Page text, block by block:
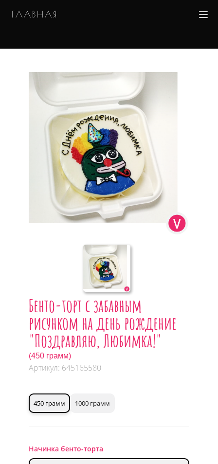
ГЛАВНАЯ
Бенто-торт с забавным
рисунком на день рождение
"Поздравляю, Любимка!"
(450 грамм)
Артикул: 645165580
450 грамм 1000 грамм
Начинка бенто-торта